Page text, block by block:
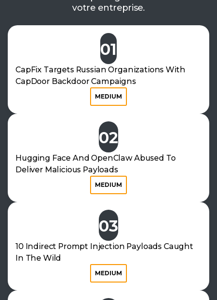
votre entreprise.
01
CapFix Targets Russian Organizations With
CapDoor Backdoor Campaigns
MEDIUM
02
Hugging Face And OpenClaw Abused To
Deliver Malicious Payloads
MEDIUM
03
10 Indirect Prompt Injection Payloads Caught
In The Wild
MEDIUM